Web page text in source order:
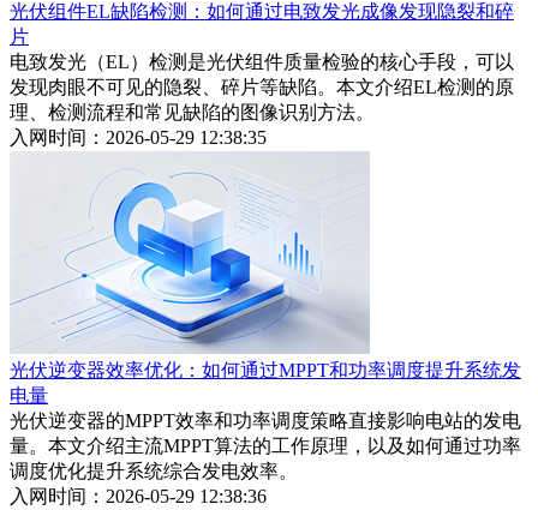
光伏组件EL缺陷检测：如何通过电致发光成像发现隐裂和碎
片
电致发光（EL）检测是光伏组件质量检验的核心手段，可以
发现肉眼不可见的隐裂、碎片等缺陷。本文介绍EL检测的原
理、检测流程和常见缺陷的图像识别方法。
入网时间：2026-05-29 12:38:35
光伏逆变器效率优化：如何通过MPPT和功率调度提升系统发
电量
光伏逆变器的MPPT效率和功率调度策略直接影响电站的发电
量。本文介绍主流MPPT算法的工作原理，以及如何通过功率
调度优化提升系统综合发电效率。
入网时间：2026-05-29 12:38:36